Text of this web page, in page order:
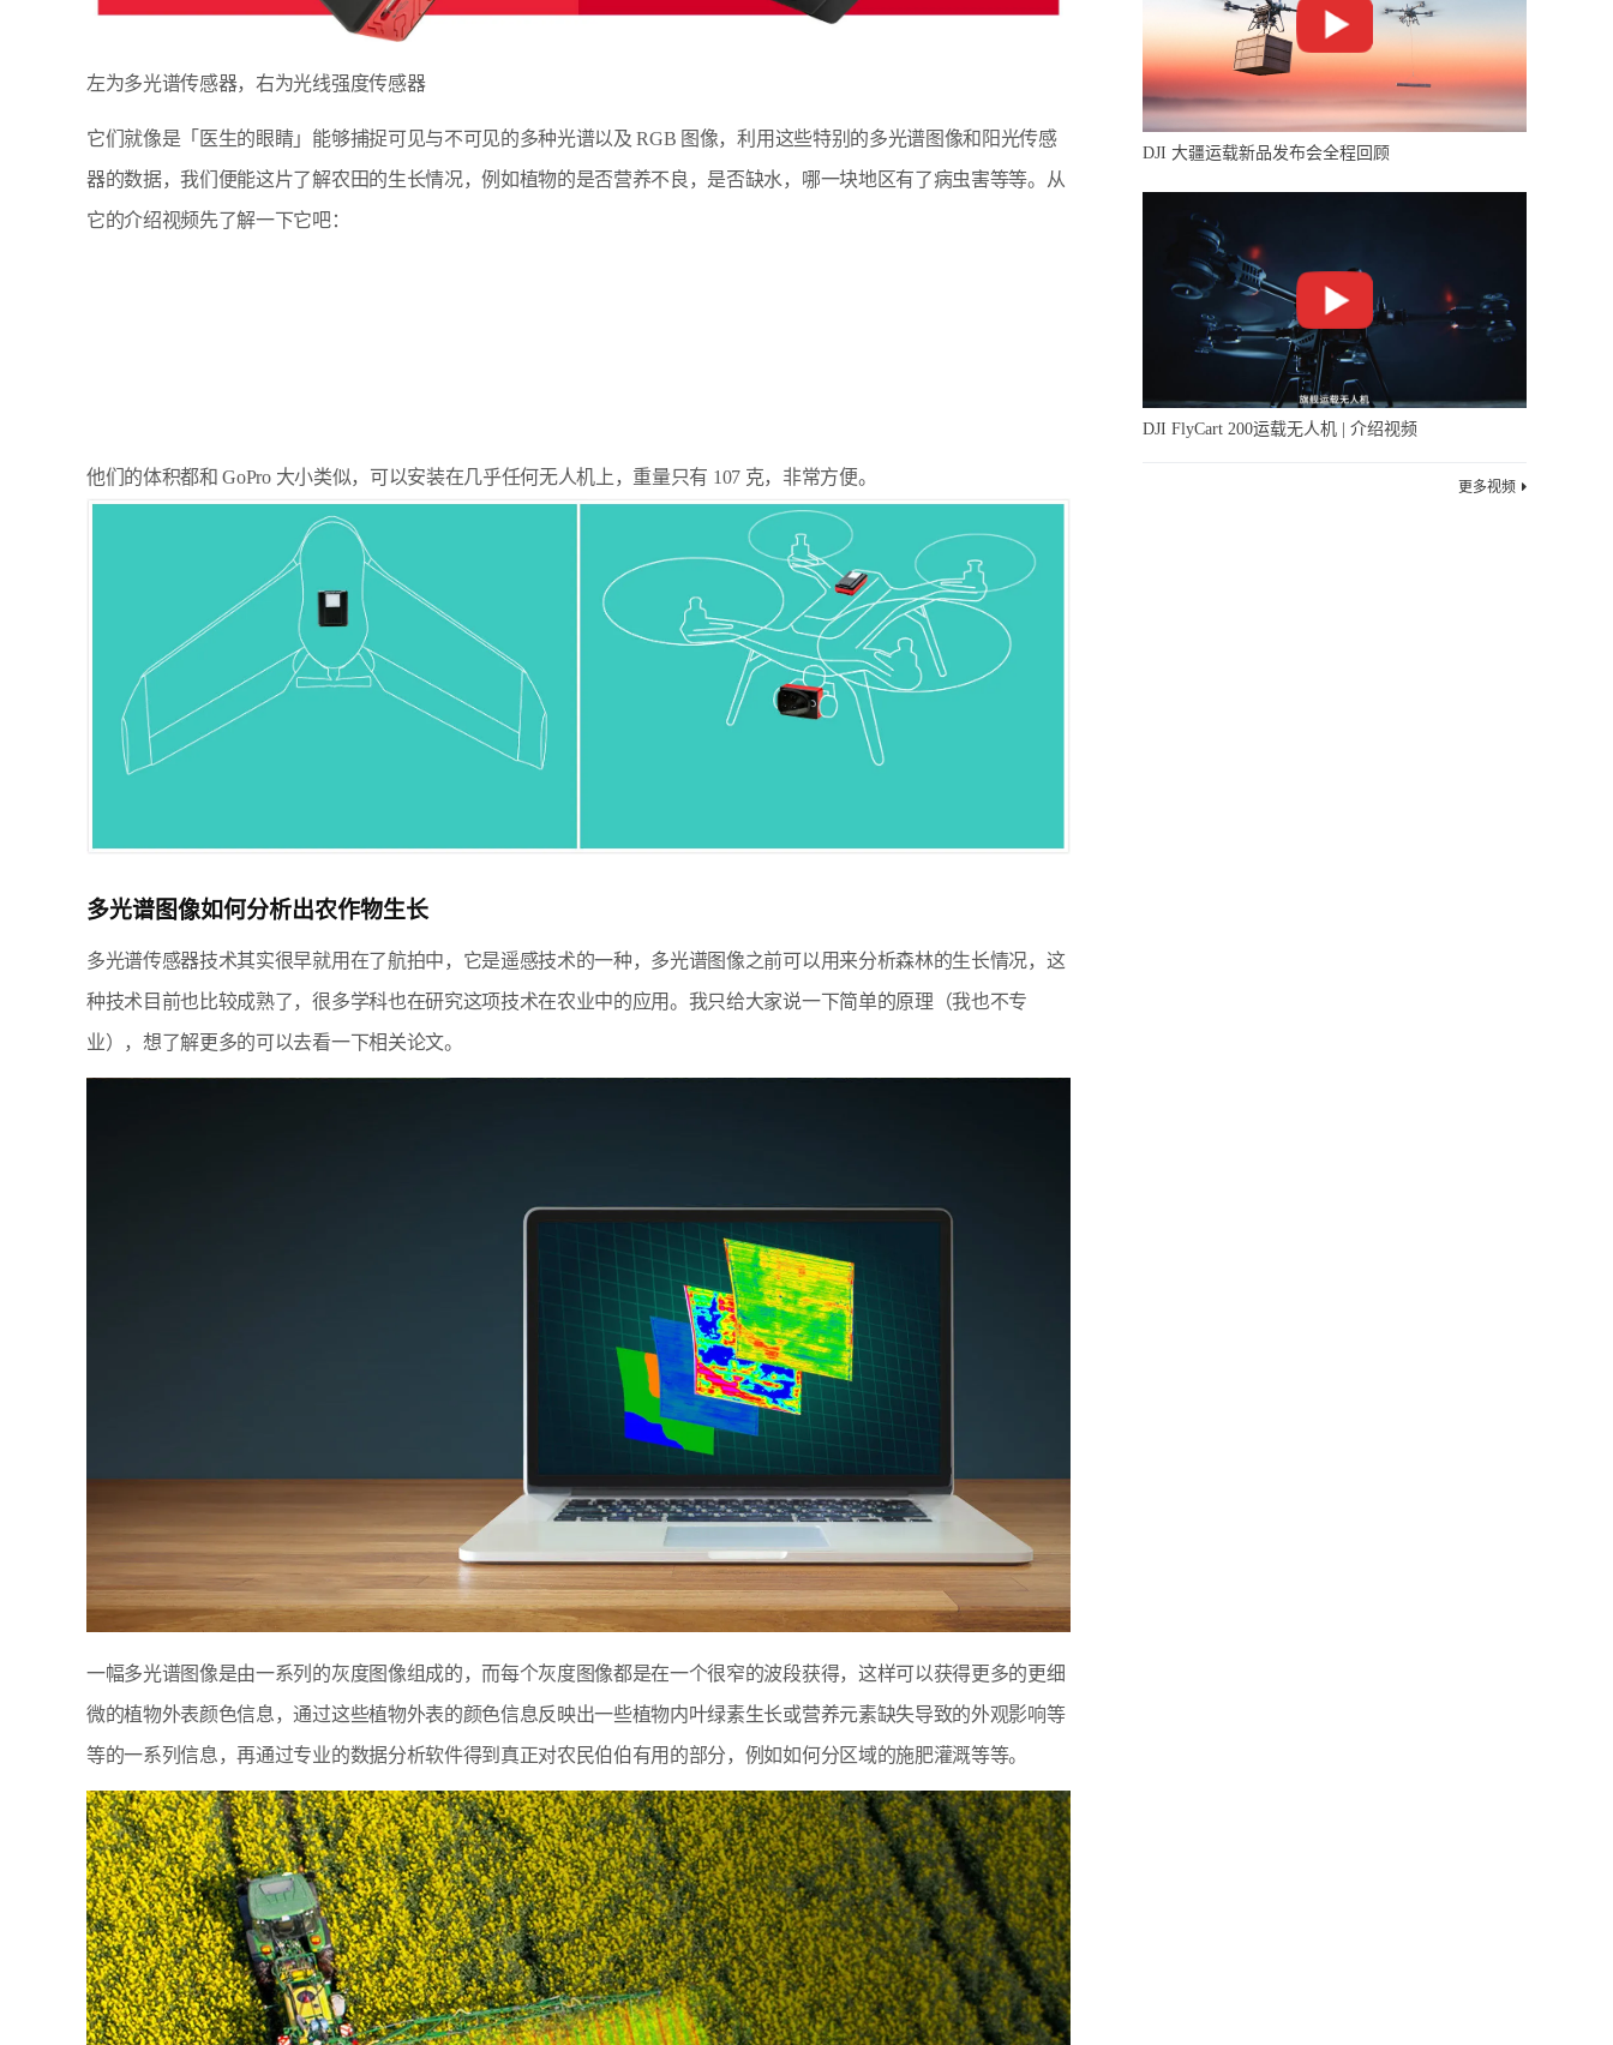
左为多光谱传感器，右为光线强度传感器
它们就像是「医生的眼睛」能够捕捉可见与不可见的多种光谱以及 RGB 图像，利用这些特别的多光谱图像和阳光传感
器的数据，我们便能这片了解农田的生长情况，例如植物的是否营养不良，是否缺水，哪一块地区有了病虫害等等。从
它的介绍视频先了解一下它吧：
他们的体积都和 GoPro 大小类似，可以安装在几乎任何无人机上，重量只有 107 克，非常方便。
多光谱图像如何分析出农作物生长
多光谱传感器技术其实很早就用在了航拍中，它是遥感技术的一种，多光谱图像之前可以用来分析森林的生长情况，这
种技术目前也比较成熟了，很多学科也在研究这项技术在农业中的应用。我只给大家说一下简单的原理（我也不专
业），想了解更多的可以去看一下相关论文。
一幅多光谱图像是由一系列的灰度图像组成的，而每个灰度图像都是在一个很窄的波段获得，这样可以获得更多的更细
微的植物外表颜色信息，通过这些植物外表的颜色信息反映出一些植物内叶绿素生长或营养元素缺失导致的外观影响等
等的一系列信息，再通过专业的数据分析软件得到真正对农民伯伯有用的部分，例如如何分区域的施肥灌溉等等。
DJI 大疆运载新品发布会全程回顾
DJI FlyCart 200运载无人机 | 介绍视频
更多视频